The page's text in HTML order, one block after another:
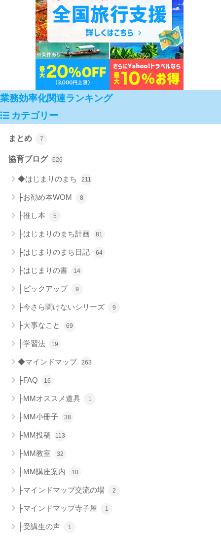
業務効率化関連ランキング
カテゴリー
まとめ 7
協育ブログ 626
◆はじまりのまち 211
├お勧め本WOM 8
├推し本 5
├はじまりのまち計画 81
├はじまりのまち日記 64
├はじまりの書 14
├ピックアップ 9
├今さら聞けないシリーズ 9
├大事なこと 69
├学習法 19
◆マインドマップ 263
├FAQ 16
├MMオススメ道具 1
├MM小冊子 38
├MM投稿 113
├MM教室 32
├MM講座案内 10
├マインドマップ交流の場 2
├マインドマップ寺子屋 1
├受講生の声 1